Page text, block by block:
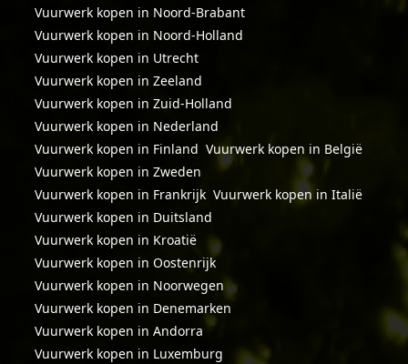
Vuurwerk kopen in Noord-Brabant
Vuurwerk kopen in Noord-Holland
Vuurwerk kopen in Utrecht
Vuurwerk kopen in Zeeland
Vuurwerk kopen in Zuid-Holland
Vuurwerk kopen in Nederland
Vuurwerk kopen in Finland Vuurwerk kopen in België
Vuurwerk kopen in Zweden
Vuurwerk kopen in Frankrijk Vuurwerk kopen in Italië
Vuurwerk kopen in Duitsland
Vuurwerk kopen in Kroatië
Vuurwerk kopen in Oostenrijk
Vuurwerk kopen in Noorwegen
Vuurwerk kopen in Denemarken
Vuurwerk kopen in Andorra
Vuurwerk kopen in Luxemburg